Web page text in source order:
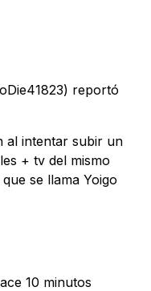
reportó
al intentar subir un
+ tv del mismo
se llama Yoigo
10 minutos